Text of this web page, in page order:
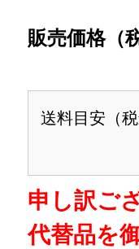
販売価格（
送料目安（税
申し訳ご
代替品を